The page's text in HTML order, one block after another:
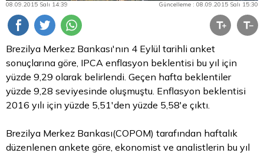
08.09.2015 Salı 14:39 Güncelleme : 08.09.2015 Salı 15:30
Brezilya Merkez Bankası'nın 4 Eylül tarihli anket
sonuçlarına göre, IPCA enflasyon beklentisi bu yıl için
yüzde 9,29 olarak belirlendi. Geçen hafta beklentiler
yüzde 9,28 seviyesinde oluşmuştu. Enflasyon beklentisi
2016 yılı için yüzde 5,51'den yüzde 5,58'e çıktı.
Brezilya Merkez Bankası(COPOM) tarafından haftalık
düzenlenen ankete göre, ekonomist ve analistlerin bu yıl